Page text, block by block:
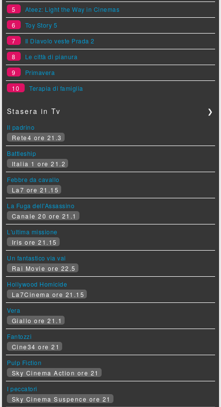
5
Ateez: Light the Way in Cinemas
6
Toy Story 5
7
Il Diavolo veste Prada 2
8
Le città di pianura
9
Primavera
10
Terapia di famiglia
Stasera in Tv ❯
Il padrino
Rete4 ore 21.3
Battleship
Italia 1 ore 21.2
Febbre da cavallo
La7 ore 21.15
La Fuga dell'Assassino
Canale 20 ore 21.1
L'ultima missione
Iris ore 21.15
Un fantastico via vai
Rai Movie ore 22.5
Hollywood Homicide
La7Cinema ore 21.15
Vera
Giallo ore 21.1
Fantozzi
Cine34 ore 21
Pulp Fiction
Sky Cinema Action ore 21
I peccatori
Sky Cinema Suspence ore 21